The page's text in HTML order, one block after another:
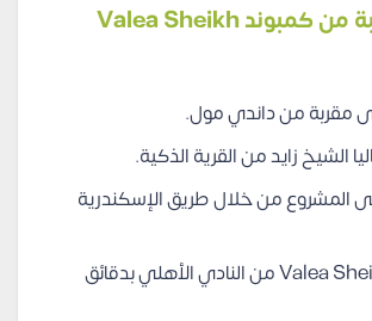
الأماكن القريبة من كمبوند Valea Sheikh
مقربة من داندي مول.
الشيخ زايد من القرية الذكية.
المشروع من خلال طريق الإسكندرية
يبعد Valea Sheikh Zayed من النادي الأهلي بدقائق